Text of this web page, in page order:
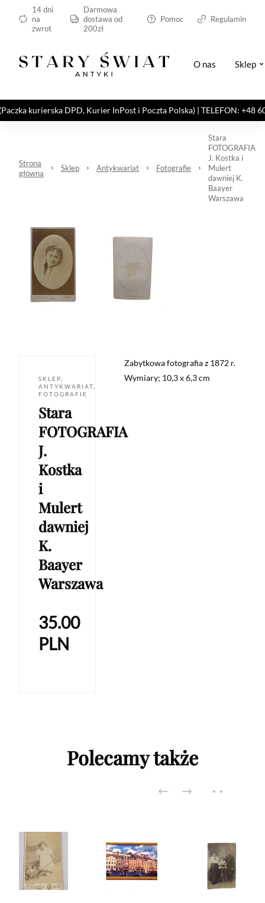
14 dni
na
zwrot
Darmowa
dostawa od
200zł
Pomoc Regulamin
O nas Sklep
kurierska DPD, Kurier InPost i Poczta Polska) | TELEFON: +48
Strona
główna
Sklep Antykwariat Fotografie
Stara
FOTOGRAFIA
J. Kostka i
Mulert
dawniej K.
Baayer
Warszawa
SKLEP
ANTYKWARIAT
FOTOGRAFIE
Stara
FOTOGRAFIA
J.
Kostka
i
Mulert
dawniej
K.
Baayer
Warszawa
35.00
PLN
Zabytkowa fotografia z 1872 r.
Wymiary; 10,3 x 6,3 cm
Polecamy także